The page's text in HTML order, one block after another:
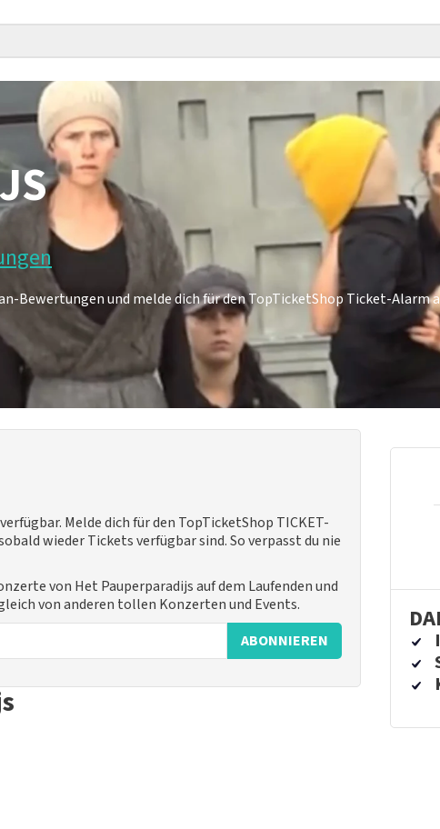
Bewertungen und melde dich für den TopTicketShop Ticket-Alarm
Melde dich für den TopTicketShop TICKET-
wieder Tickets verfügbar sind. So verpasst du nie
von Het Pauperparadijs auf dem Laufenden und
von anderen tollen Konzerten und Events.
ABONNIEREN